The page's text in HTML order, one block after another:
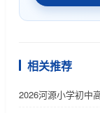
相关推荐
2026河源小学初中